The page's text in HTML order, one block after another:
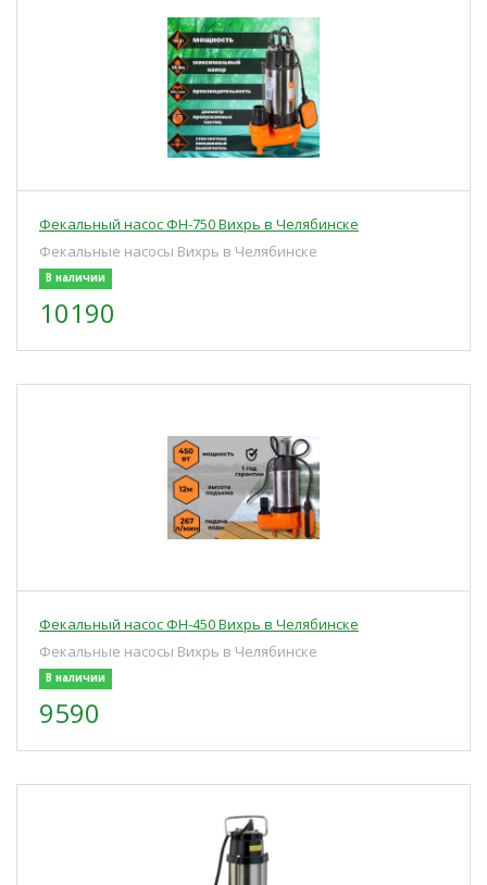
Фекальный насос ФН-750 Вихрь в Челябинске
Фекальные насосы Вихрь в Челябинске
В наличии
10190
Фекальный насос ФН-450 Вихрь в Челябинске
Фекальные насосы Вихрь в Челябинске
В наличии
9590